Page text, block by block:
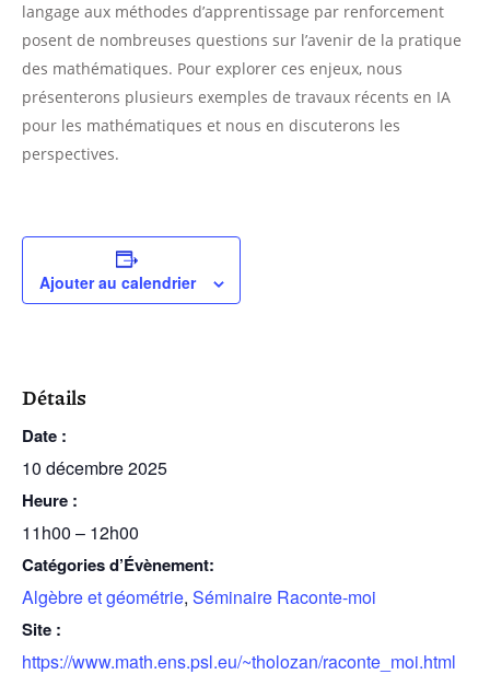
langage aux méthodes d’apprentissage par renforcement
posent de nombreuses questions sur l’avenir de la pratique
des mathématiques. Pour explorer ces enjeux, nous
présenterons plusieurs exemples de travaux récents en IA
pour les mathématiques et nous en discuterons les
perspectives.
Ajouter au calendrier
Détails
Date :
10 décembre 2025
Heure :
11h00 – 12h00
Catégories d’Évènement:
Algèbre et géométrie, Séminaire Raconte-moi
Site :
https://www.math.ens.psl.eu/~tholozan/raconte_moi.html